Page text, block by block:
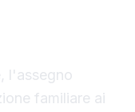
l'assegno
familiare ai